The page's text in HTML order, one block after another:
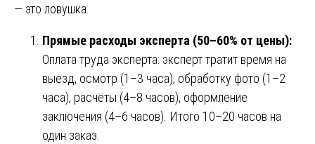
— это ловушка.
Прямые расходы эксперта (50–60% от цены):
Оплата труда эксперта: эксперт тратит время на
выезд, осмотр (1–3 часа), обработку фото (1–2
часа), расчёты (4–8 часов), оформление
заключения (4–6 часов). Итого 10–20 часов на
один заказ.